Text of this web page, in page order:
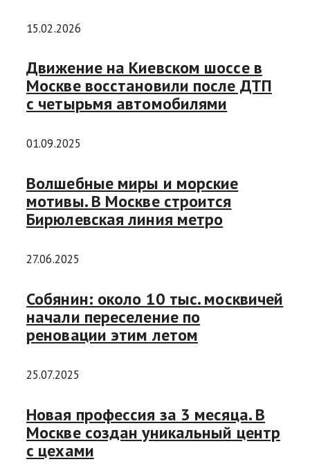
15.02.2026
Движение на Киевском шоссе в
Москве восстановили после ДТП
с четырьмя автомобилями
01.09.2025
Волшебные миры и морские
мотивы. В Москве строится
Бирюлевская линия метро
27.06.2025
Собянин: около 10 тыс. москвичей
начали переселение по
реновации этим летом
25.07.2025
Новая профессия за 3 месяца. В
Москве создан уникальный центр
с цехами